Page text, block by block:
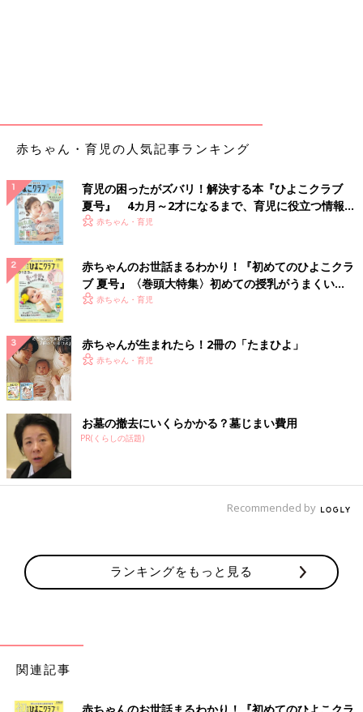
赤ちゃん・育児の人気記事ランキング
育児の困ったがズバリ！解決する本『ひよこクラブ
夏号』 4カ月～2才になるまで、育児に役立つ情報が
いっぱい！
赤ちゃん・育児
赤ちゃんのお世話まるわかり！『初めてのひよこクラ
ブ 夏号』〈巻頭大特集〉初めての授乳がうまくい
く！ おっぱい・ミルクの基本と夏のトラブル 解決テ
赤ちゃん・育児
赤ちゃんが生まれたら！2冊の「たまひよ」
赤ちゃん・育児
お墓の撤去にいくらかかる？墓じまい費用
PR(くらしの話題)
Recommended by
ランキングをもっと見る
関連記事